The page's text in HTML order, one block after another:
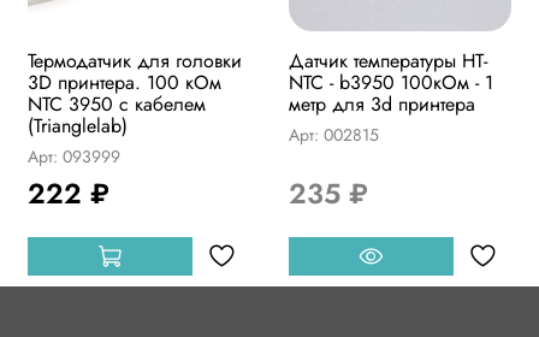
Термодатчик для головки
3D принтера. 100 кОм
NTC 3950 с кабелем
(Trianglelab)
Арт: 093999
222 ₽
Датчик температуры HT-
NTC - b3950 100кОм - 1
метр для 3d принтера
Арт: 002815
235 ₽